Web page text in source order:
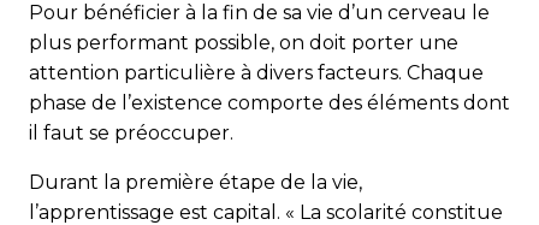
Pour bénéficier à la fin de sa vie d’un cerveau le
plus performant possible, on doit porter une
attention particulière à divers facteurs. Chaque
phase de l’existence comporte des éléments dont
il faut se préoccuper.
Durant la première étape de la vie,
l’apprentissage est capital. « La scolarité constitue